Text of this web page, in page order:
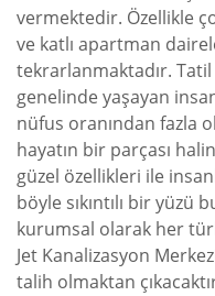
vermektedir. Özellikle
ve katlı apartman
tekrarlanmaktadır.
genelinde yaşayan
nüfus oranından fazla
hayatın bir parçası
güzel özellikleri ile
böyle sıkıntılı bir yüzü
kurumsal olarak her
Jet Kanalizasyon
talih olmaktan